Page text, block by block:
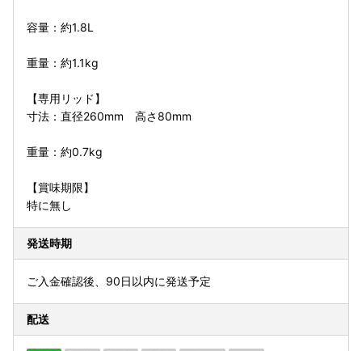
容量：約1.8L
重量：約1.1kg
【専用リッド】
寸法：直径260mm 高さ80mm
重量：約0.7kg
【賞味期限】
特に無し
発送時期
ご入金確認後、90日以内に発送予定
配送